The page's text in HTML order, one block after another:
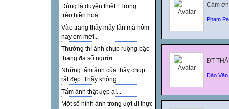
Đúng là duyên thiệt ! Trong
trẻo,hiền hoà....
Vào trang thầy mấy lần mà hôm
nay em mới...
Thường thì ảnh chụp ruộng bậc
thang đa số người...
Những tấm ảnh của thầy chụp
rất đẹp. Thầy không...
Tấm ảnh thật đẹp ạ!...
Một số hình ảnh trong đợt đi thực
Cảm
Phạm
ĐT
Đào Văn